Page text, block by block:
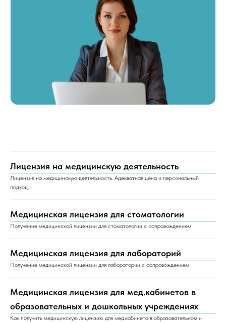
Лицензия на медицинскую деятельность
Лицензия на медицинскую деятельность. Адекватная цена и персональный
подход.
Медицинская лицензия для стоматологии
Получение медицинской лицензии для стоматологии с сопровождением
Медицинская лицензия для лабораторий
Получение медицинской лицензии для лаборатории с сопровождением
Медицинская лицензия для мед.кабинетов в
образовательных и дошкольных учреждениях
Как получить медицинскую лицензию для мед.кабинета в образовательном и